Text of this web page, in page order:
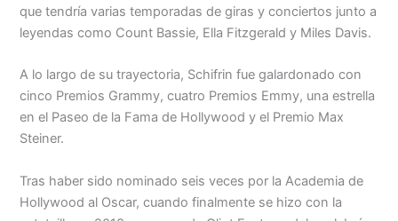
que tendría varias temporadas de giras y conciertos junto a
leyendas como Count Bassie, Ella Fitzgerald y Miles Davis.
A lo largo de su trayectoria, Schifrin fue galardonado con
cinco Premios Grammy, cuatro Premios Emmy, una estrella
en el Paseo de la Fama de Hollywood y el Premio Max
Steiner.
Tras haber sido nominado seis veces por la Academia de
Hollywood al Oscar, cuando finalmente se hizo con la